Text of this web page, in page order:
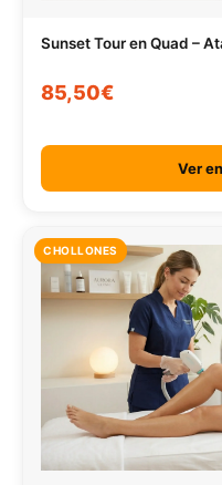
Sunset Tour en Quad –
85,50€
Ver
CHOLLONES